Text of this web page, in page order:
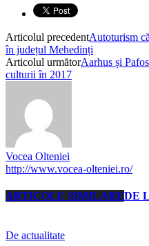
Articolul precedentAutoturism
în județul Mehedinți
Articolul următorAarhus și
culturii în 2017
Vocea Olteniei
http://www.vocea-olteniei.ro/
ARTICOLE SIMILAREDE
De actualitate